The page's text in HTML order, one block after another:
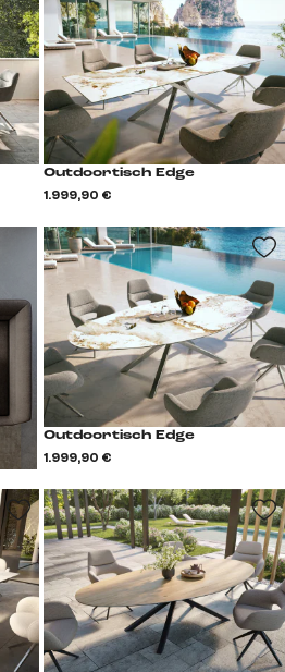
Outdoortisch Edge
1.999,90 €
Outdoortisch Edge
1.999,90 €